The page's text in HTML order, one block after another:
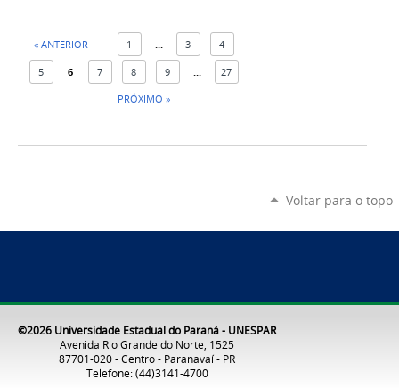
« ANTERIOR 1 ... 3 4
5 6 7 8 9 ...
27
PRÓXIMO »
Voltar para o topo
©2026 Universidade Estadual do Paraná - UNESPAR
Avenida Rio Grande do Norte, 1525
87701-020 - Centro - Paranavaí - PR
Telefone: (44)3141-4700